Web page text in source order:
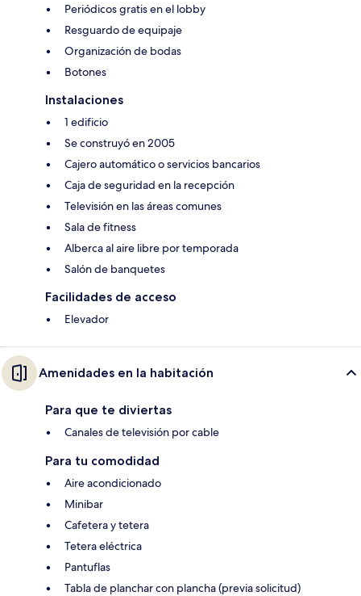
Periódicos gratis en el lobby
Resguardo de equipaje
Organización de bodas
Botones
Instalaciones
1 edificio
Se construyó en 2005
Cajero automático o servicios bancarios
Caja de seguridad en la recepción
Televisión en las áreas comunes
Sala de fitness
Alberca al aire libre por temporada
Salón de banquetes
Facilidades de acceso
Elevador
Amenidades en la habitación
Para que te diviertas
Canales de televisión por cable
Para tu comodidad
Aire acondicionado
Minibar
Cafetera y tetera
Tetera eléctrica
Pantuflas
Tabla de planchar con plancha (previa solicitud)